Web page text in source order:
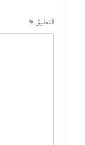
التعليق *